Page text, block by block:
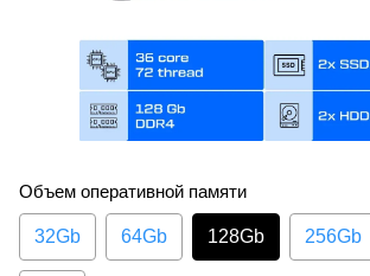
Объем оперативной памяти
32Gb 64Gb 128Gb 256Gb